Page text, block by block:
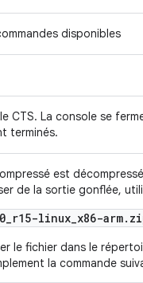
disponibles
CTS. La console se
terminés.
est
de la sortie gonflée,
linux_x86-
le fichier dans le
la commande